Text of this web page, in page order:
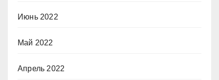
Июнь 2022
Май 2022
Апрель 2022